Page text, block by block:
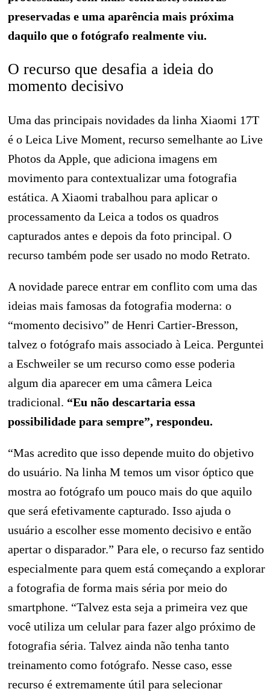
preservadas e uma aparência mais próxima
daquilo que o fotógrafo realmente viu.
O recurso que desafia a ideia do
momento decisivo
Uma das principais novidades da linha Xiaomi 17T
é o Leica Live Moment, recurso semelhante ao Live
Photos da Apple, que adiciona imagens em
movimento para contextualizar uma fotografia
estática. A Xiaomi trabalhou para aplicar o
processamento da Leica a todos os quadros
capturados antes e depois da foto principal. O
recurso também pode ser usado no modo Retrato.
A novidade parece entrar em conflito com uma das
ideias mais famosas da fotografia moderna: o
“momento decisivo” de Henri Cartier-Bresson,
talvez o fotógrafo mais associado à Leica. Perguntei
a Eschweiler se um recurso como esse poderia
algum dia aparecer em uma câmera Leica
tradicional. “Eu não descartaria essa
possibilidade para sempre”, respondeu.
“Mas acredito que isso depende muito do objetivo
do usuário. Na linha M temos um visor óptico que
mostra ao fotógrafo um pouco mais do que aquilo
que será efetivamente capturado. Isso ajuda o
usuário a escolher esse momento decisivo e então
apertar o disparador.” Para ele, o recurso faz sentido
especialmente para quem está começando a explorar
a fotografia de forma mais séria por meio do
smartphone. “Talvez esta seja a primeira vez que
você utiliza um celular para fazer algo próximo de
fotografia séria. Talvez ainda não tenha tanto
treinamento como fotógrafo. Nesse caso, esse
recurso é extremamente útil para selecionar